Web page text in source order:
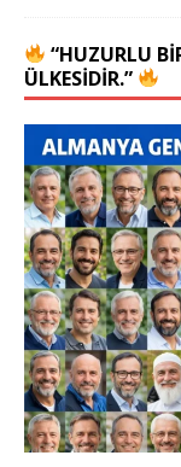
“HUZURLU
ÜLKESIDIR.”